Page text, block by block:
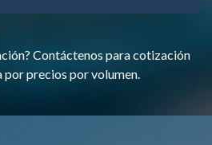
Contáctenos para cotización
por precios por volumen.